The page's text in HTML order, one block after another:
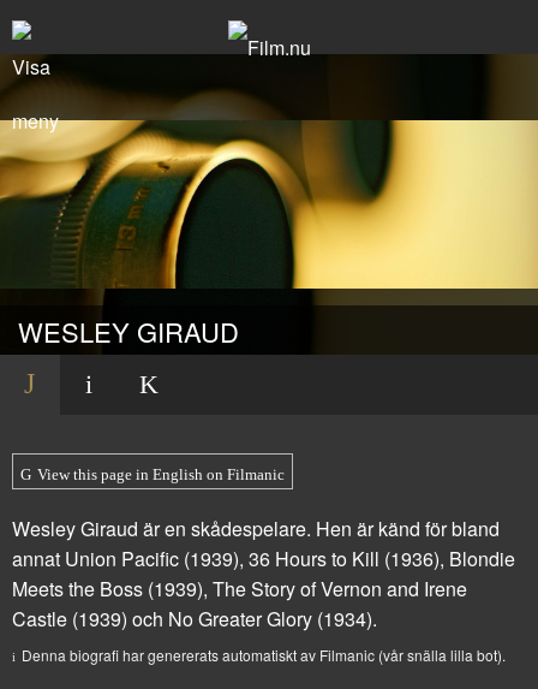
WESLEY GIRAUD
View this page in English on Filmanic
Wesley Giraud är en skådespelare. Hen är känd för bland
annat Union Pacific (1939), 36 Hours to Kill (1936), Blondie
Meets the Boss (1939), The Story of Vernon and Irene
Castle (1939) och No Greater Glory (1934).
Denna biografi har genererats automatiskt av Filmanic (vår snälla lilla bot).